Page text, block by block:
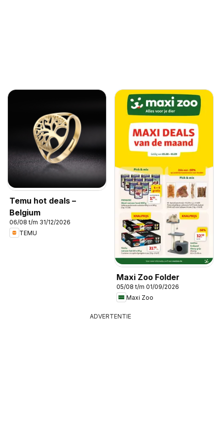
Temu hot deals –
Belgium
06/08 t/m 31/12/2026
TEMU
Maxi Zoo Folder
05/08 t/m 01/09/2026
Maxi Zoo
ADVERTENTIE